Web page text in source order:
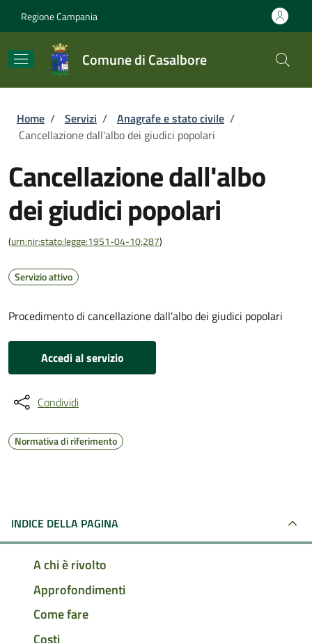
Regione Campania
Comune di Casalbore
Briciole di pane
Home / Servizi / Anagrafe e stato civile /
Cancellazione dall'albo dei giudici popolari
Cancellazione dall'albo
dei giudici popolari
(urn:nir:stato:legge:1951-04-10;287)
Servizio attivo
Procedimento di cancellazione dall'albo dei giudici popolari
Accedi al servizio
Condividi
Normativa di riferimento
INDICE DELLA PAGINA
A chi è rivolto
Approfondimenti
Come fare